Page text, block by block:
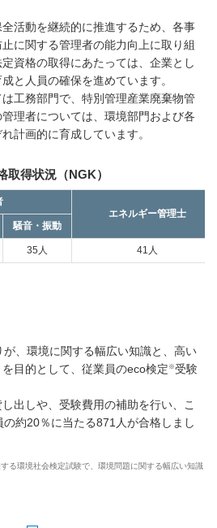
活動を継続的に推進するため、各事
に関する管理者の能力向上に取り組
資格の取得にあたっては、企業とし
と人員の確保を進めています。
工務部門で、特別管理産業廃棄物管
理者については、環境部門および各
計画的に育成しています。
取得状況（NGK）
エネルギー管理士
騒音・振動
35人 41人
、環境に関する幅広い知識と、高い
目的として、従業員のeco検定 ※受験
出しや、受験費用の補助を行い、こ
約20％に当たる871人が合格しまし
る環境社会検定試験で、環境問題に関する幅広い知識